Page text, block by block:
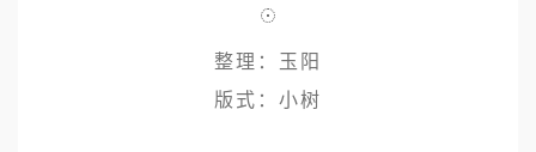
整理：玉阳
版式：小树